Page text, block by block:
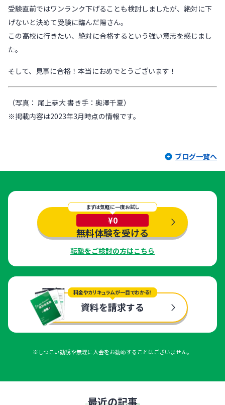
受験直前ではワンランク下げることも検討しましたが、絶対に下
げないと決めて受験に臨んだ陽さん。
この高校に行きたい、絶対に合格するという強い意志を感じまし
た。
そして、見事に合格！本当におめでとうございます！
（写真： 尾上恭大 書き手：奥澤千夏）
※掲載内容は2023年3月時点の情報です。
ブログ一覧へ
まずは気軽に一度お試し
¥0
無料体験を受ける
転塾をご検討の方はこちら
料金やカリキュラムが一目でわかる！
資料を請求する
※しつこい勧誘や無理に入会をお勧めすることはございません。
最近の記事